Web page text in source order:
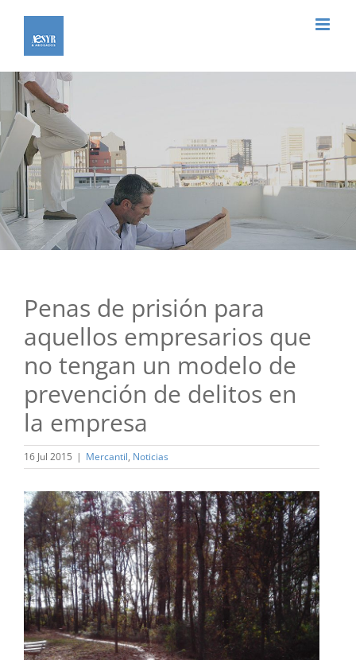
contenido
Penas de prisión para
aquellos empresarios que
no tengan un modelo de
prevención de delitos en
la empresa
16 Jul 2015 | Mercantil, Noticias
Ver
imagen
más
grande